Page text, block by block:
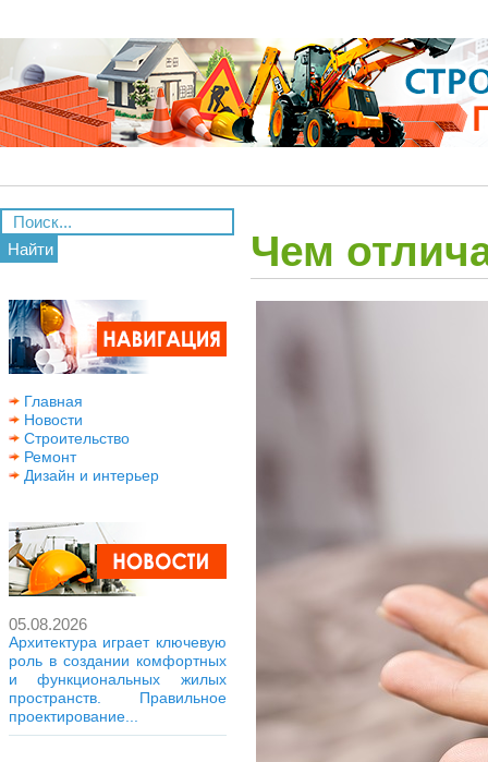
Найти
Главная
Новости
Строительство
Ремонт
Дизайн и интерьер
05.08.2026
Архитектура играет ключевую
роль в создании комфортных
и функциональных жилых
пространств. Правильное
проектирование...
Чем